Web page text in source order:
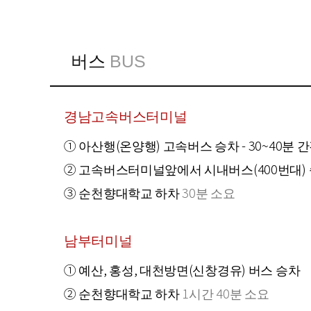
버스 BUS
경남고속버스터미널
① 아산행(온양행) 고속버스 승차 - 30~40분
② 고속버스터미널앞에서 시내버스(400번대)
③ 순천향대학교 하차30분 소요
남부터미널
① 예산, 홍성, 대천방면(신창경유) 버스 승차
② 순천향대학교 하차1시간 40분 소요